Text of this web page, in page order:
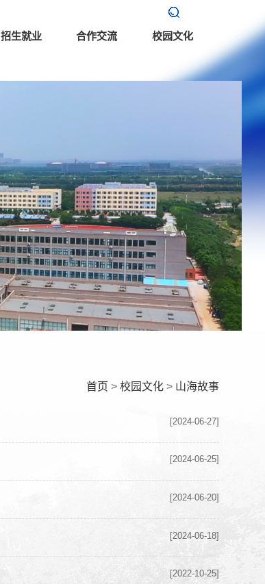
招生就业 合作交流 校园文化
首页 > 校园文化> 山海故事
[2024-06-27]
[2024-06-25]
[2024-06-20]
[2024-06-18]
[2022-10-25]